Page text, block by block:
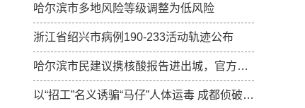
哈尔滨市多地风险等级调整为低风险
浙江省绍兴市病例190-233活动轨迹公布
哈尔滨市民建议携核酸报告进出城，官方：已向上反映，一起期待结果
以“招工”名义诱骗“马仔”人体运毒 成都侦破特大跨国涉黑走私毒品案